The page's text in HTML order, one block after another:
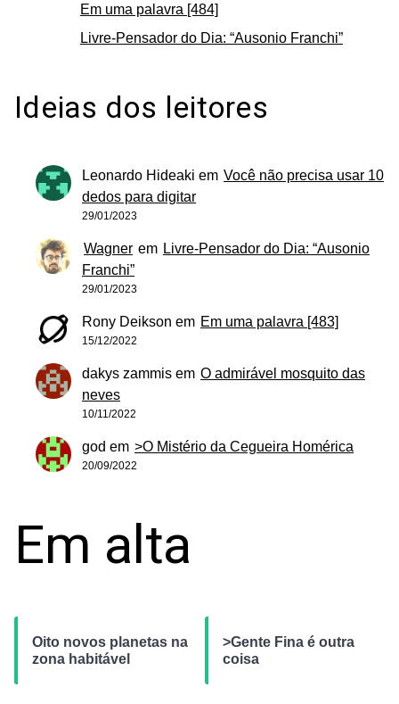
Em uma palavra [484]
Livre-Pensador do Dia: “Ausonio Franchi”
Ideias dos leitores
Leonardo Hideaki em Você não precisa usar 10
dedos para digitar
29/01/2023
Wagner em Livre-Pensador do Dia: “Ausonio
Franchi”
29/01/2023
Rony Deikson em Em uma palavra [483]
15/12/2022
dakys zammis em O admirável mosquito das
neves
10/11/2022
god em >O Mistério da Cegueira Homérica
20/09/2022
Em alta
Oito novos planetas na
zona habitável
>Gente Fina é outra
coisa